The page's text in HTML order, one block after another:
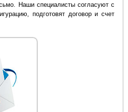
Наши специалисты согласуют с
подготовят договор и счет